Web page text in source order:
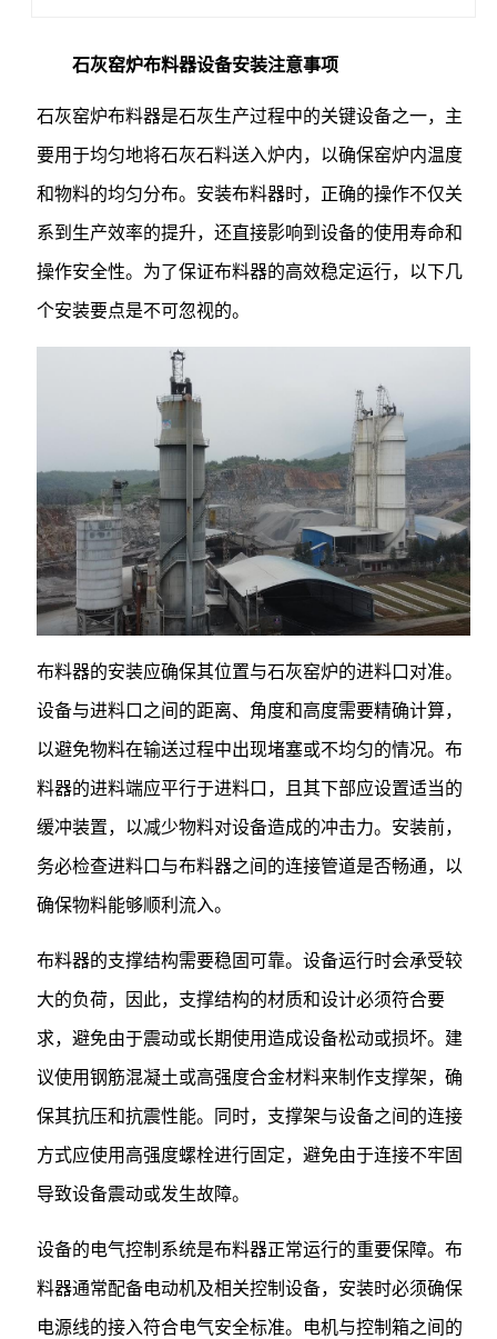
石灰窑炉布料器设备安装注意事项
石灰窑炉布料器是石灰生产过程中的关键设备之一，主
要用于均匀地将石灰石料送入炉内，以确保窑炉内温度
和物料的均匀分布。安装布料器时，正确的操作不仅关
系到生产效率的提升，还直接影响到设备的使用寿命和
操作安全性。为了保证布料器的高效稳定运行，以下几
个安装要点是不可忽视的。
布料器的安装应确保其位置与石灰窑炉的进料口对准。
设备与进料口之间的距离、角度和高度需要精确计算，
以避免物料在输送过程中出现堵塞或不均匀的情况。布
料器的进料端应平行于进料口，且其下部应设置适当的
缓冲装置，以减少物料对设备造成的冲击力。安装前，
务必检查进料口与布料器之间的连接管道是否畅通，以
确保物料能够顺利流入。
布料器的支撑结构需要稳固可靠。设备运行时会承受较
大的负荷，因此，支撑结构的材质和设计必须符合要
求，避免由于震动或长期使用造成设备松动或损坏。建
议使用钢筋混凝土或高强度合金材料来制作支撑架，确
保其抗压和抗震性能。同时，支撑架与设备之间的连接
方式应使用高强度螺栓进行固定，避免由于连接不牢固
导致设备震动或发生故障。
设备的电气控制系统是布料器正常运行的重要保障。布
料器通常配备电动机及相关控制设备，安装时必须确保
电源线的接入符合电气安全标准。电机与控制箱之间的